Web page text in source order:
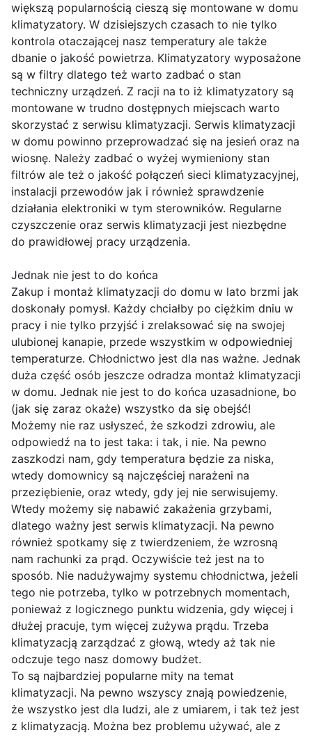
większą popularnością cieszą się montowane w domu
klimatyzatory. W dzisiejszych czasach to nie tylko
kontrola otaczającej nasz temperatury ale także
dbanie o jakość powietrza. Klimatyzatory wyposażone
są w filtry dlatego też warto zadbać o stan
techniczny urządzeń. Z racji na to iż klimatyzatory są
montowane w trudno dostępnych miejscach warto
skorzystać z serwisu klimatyzacji. Serwis klimatyzacji
w domu powinno przeprowadzać się na jesień oraz na
wiosnę. Należy zadbać o wyżej wymieniony stan
filtrów ale też o jakość połączeń sieci klimatyzacyjnej,
instalacji przewodów jak i również sprawdzenie
działania elektroniki w tym sterowników. Regularne
czyszczenie oraz serwis klimatyzacji jest niezbędne
do prawidłowej pracy urządzenia.
Jednak nie jest to do końca
Zakup i montaż klimatyzacji do domu w lato brzmi jak
doskonały pomysł. Każdy chciałby po ciężkim dniu w
pracy i nie tylko przyjść i zrelaksować się na swojej
ulubionej kanapie, przede wszystkim w odpowiedniej
temperaturze. Chłodnictwo jest dla nas ważne. Jednak
duża część osób jeszcze odradza montaż klimatyzacji
w domu. Jednak nie jest to do końca uzasadnione, bo
(jak się zaraz okaże) wszystko da się obejść!
Możemy nie raz usłyszeć, że szkodzi zdrowiu, ale
odpowiedź na to jest taka: i tak, i nie. Na pewno
zaszkodzi nam, gdy temperatura będzie za niska,
wtedy domownicy są najczęściej narażeni na
przeziębienie, oraz wtedy, gdy jej nie serwisujemy.
Wtedy możemy się nabawić zakażenia grzybami,
dlatego ważny jest serwis klimatyzacji. Na pewno
również spotkamy się z twierdzeniem, że wzrosną
nam rachunki za prąd. Oczywiście też jest na to
sposób. Nie nadużywajmy systemu chłodnictwa, jeżeli
tego nie potrzeba, tylko w potrzebnych momentach,
ponieważ z logicznego punktu widzenia, gdy więcej i
dłużej pracuje, tym więcej zużywa prądu. Trzeba
klimatyzacją zarządzać z głową, wtedy aż tak nie
odczuje tego nasz domowy budżet.
To są najbardziej popularne mity na temat
klimatyzacji. Na pewno wszyscy znają powiedzenie,
że wszystko jest dla ludzi, ale z umiarem, i tak też jest
z klimatyzacją. Można bez problemu używać, ale z